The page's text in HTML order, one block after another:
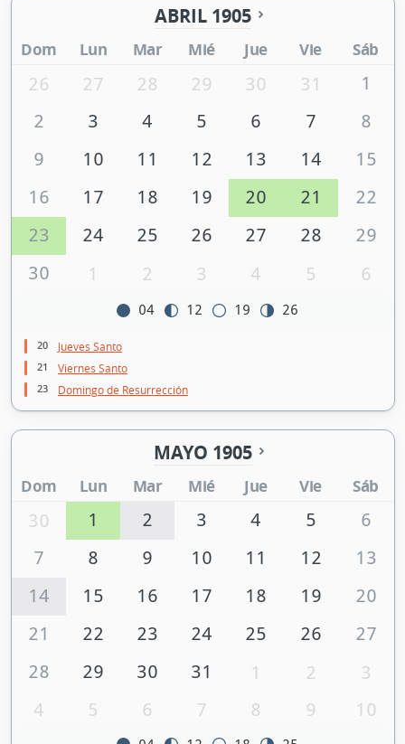
ABRIL 1905
Dom Lun Mar Mié Jue Vie Sáb
26 27 28 29 30 31
1
2
3 4 5 6 7
8
9
10 11 12 13 14
15
16
17 18 19 20 21
22
23
24 25 26 27 28
29
30
1 2 3 4 5 6
04 12 19 26
20 Jueves Santo
21 Viernes Santo
23 Domingo de Resurrección
MAYO 1905
Dom Lun Mar Mié Jue Vie Sáb
30 1 2 3 4 5
6
7
8 9 10 11 12
13
14
15 16 17 18 19
20
21
22 23 24 25 26
27
28
29 30 31 1 2
3
4
5 6 7 8 9 10